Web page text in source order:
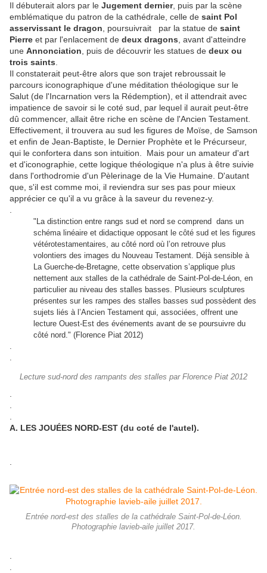
Il débuterait alors par le Jugement dernier, puis par la scène
emblématique du patron de la cathédrale, celle de saint Pol
asservissant le dragon , poursuivrait par la statue de saint
Pierre et par l'enlacement de deux dragons , avant d'atteindre
une Annonciation , puis de découvrir les statues de deux ou
trois saints
Il constaterait peut-être alors que son trajet rebroussait le
parcours iconographique d'une méditation théologique sur le
Salut (de l'Incarnation vers la Rédemption), et il attendrait avec
impatience de savoir si le coté sud, par lequel il aurait peut-être
dû commencer, allait être riche en scène de l'Ancien Testament.
Effectivement, il trouvera au sud les figures de Moïse, de Samson
et enfin de Jean-Baptiste, le Dernier Prophète et le Précurseur,
qui le confortera dans son intuition. Mais pour un amateur d'art
et d'iconographie, cette logique théologique n'a plus à être suivie
dans l'orthodromie d'un Pèlerinage de la Vie Humaine. D'autant
que, s'il est comme moi, il reviendra sur ses pas pour mieux
apprécier ce qu'il a vu grâce à la saveur du revenez-y.
"La distinction entre rangs sud et nord se comprend dans un
schéma linéaire et didactique opposant le côté sud et les figures
vétérotestamentaires, au côté nord où l’on retrouve plus
volontiers des images du Nouveau Testament. Déjà sensible à
La Guerche-de-Bretagne, cette observation s’applique plus
nettement aux stalles de la cathédrale de Saint-Pol-de-Léon, en
particulier au niveau des stalles basses. Plusieurs sculptures
présentes sur les rampes des stalles basses sud possèdent des
sujets liés à l’Ancien Testament qui, associées, offrent une
lecture Ouest-Est des événements avant de se poursuivre du
côté nord." (Florence Piat 2012)
.
.
Lecture sud-nord des rampants des stalles par Florence Piat 2012
A. LES JOUÉES NORD-EST (du coté de l'autel).
Entrée nord-est des stalles de la cathédrale Saint-Pol-de-Léon.
Photographie lavieb-aile juillet 2017.
.